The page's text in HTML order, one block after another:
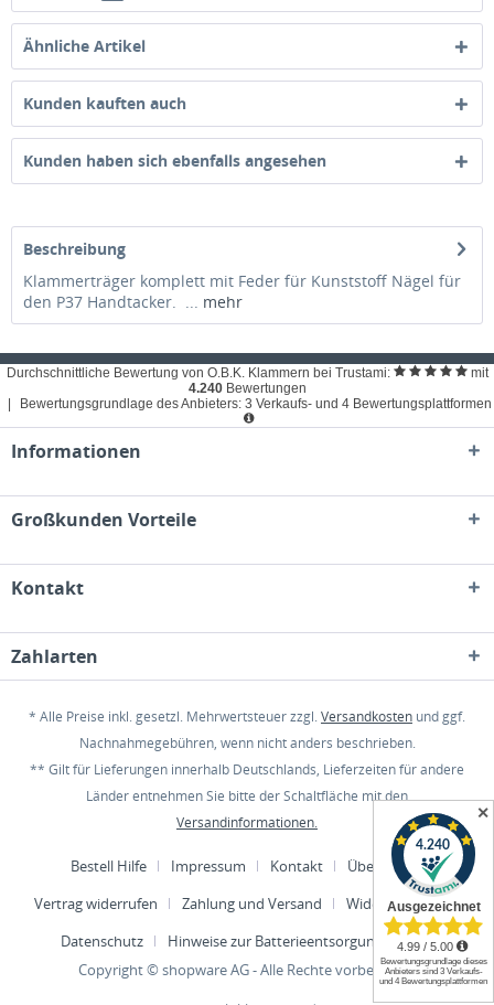
Ähnliche Artikel
Kunden kauften auch
Kunden haben sich ebenfalls angesehen
Beschreibung
Klammerträger komplett mit Feder für Kunststoff Nägel für
den P37 Handtacker. ... mehr
✕
Durchschnittliche Bewertung von O.B.K. Klammern bei Trustami:
mit
4.240 Bewertungen
Bewertungsgrundlage des Anbieters: 3 Verkaufs- und 4 Bewertungsplattformen
Informationen
Großkunden Vorteile
Kontakt
Zahlarten
* Alle Preise inkl. gesetzl. Mehrwertsteuer zzgl.Versandkosten und ggf.
Nachnahmegebühren, wenn nicht anders beschrieben.
** Gilt für Lieferungen innerhalb Deutschlands, Lieferzeiten für andere
Länder entnehmen Sie bitte der Schaltfläche mit den
Versandinformationen.
Bestell Hilfe Impressum Kontakt
Über uns
Vertrag widerrufen
Zahlung und Versand
Widerrufsrecht
Datenschutz
Hinweise zur Batterieentsorgung
AGB
Copyright © shopware AG - Alle Rechte vorbehalten